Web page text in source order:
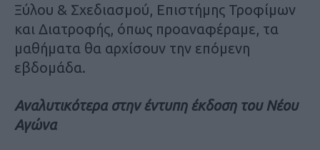
Ξύλου & Σχεδιασμού, Επιστήμης Τροφίμων
και Διατροφής, όπως προαναφέραμε, τα
μαθήματα θα αρχίσουν την επόμενη
εβδομάδα.
Αναλυτικότερα στην έντυπη έκδοση του Νέου
Αγώνα